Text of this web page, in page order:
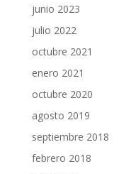
junio 2023
julio 2022
octubre 2021
enero 2021
octubre 2020
agosto 2019
septiembre 2018
febrero 2018